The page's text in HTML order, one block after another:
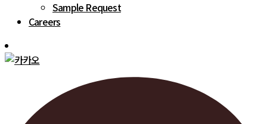
Sample Request
Careers